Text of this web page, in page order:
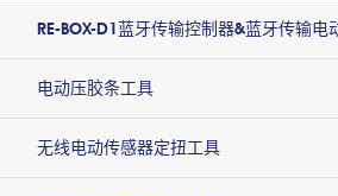
RE-BOX-D1蓝牙传输控制器&蓝牙传输电
电动压胶条工具
无线电动传感器定扭工具